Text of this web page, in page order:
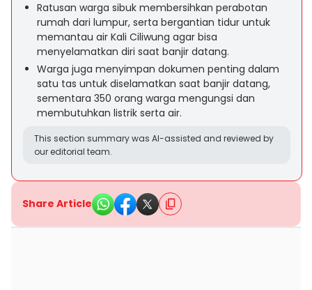
Ratusan warga sibuk membersihkan perabotan
rumah dari lumpur, serta bergantian tidur untuk
memantau air Kali Ciliwung agar bisa
menyelamatkan diri saat banjir datang.
Warga juga menyimpan dokumen penting dalam
satu tas untuk diselamatkan saat banjir datang,
sementara 350 orang warga mengungsi dan
membutuhkan listrik serta air.
This section summary was AI-assisted and reviewed by
our editorial team.
Share Article